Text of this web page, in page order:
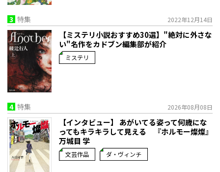
3 特集 2022年12月14日
【ミステリ小説おすすめ30選】"絶対に外さな
い"名作をカドブン編集部が紹介
ミステリ
4 特集 2026年08月08日
【インタビュー】 あがいてる姿って何歳にな
ってもキラキラして見える 『ホルモー燦燦』
万城目 学
文芸作品 ダ・ヴィンチ